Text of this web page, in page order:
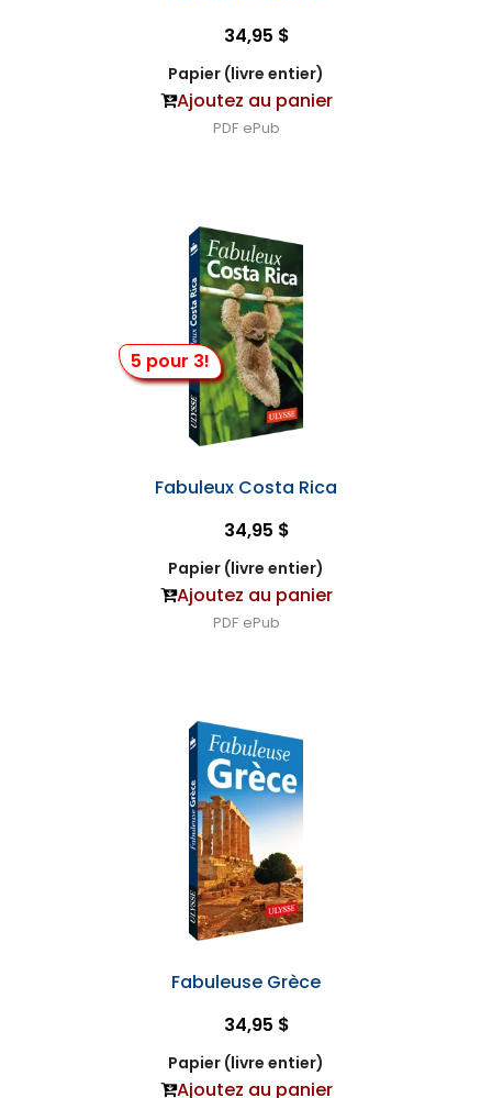
34,95 $
Papier (livre entier)
Ajoutez au panier
PDF ePub
5 pour 3!
Fabuleux Costa Rica
34,95 $
Papier (livre entier)
Ajoutez au panier
PDF ePub
Fabuleuse Grèce
34,95 $
Papier (livre entier)
Ajoutez au panier